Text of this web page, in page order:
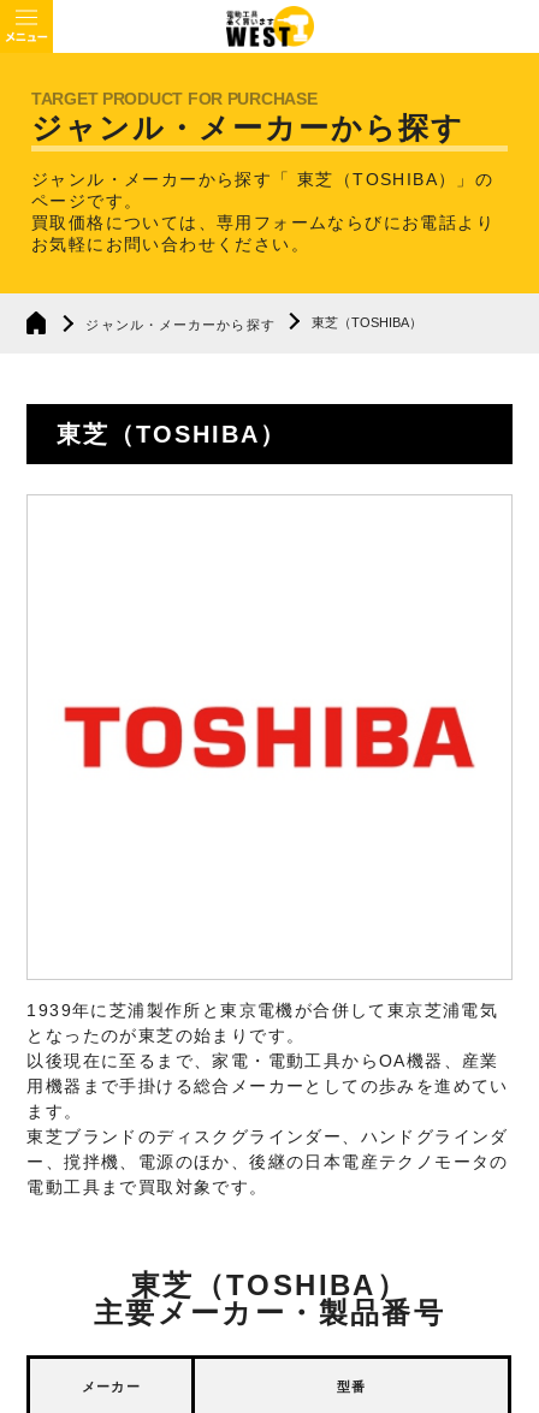
ジャンル・メーカーから探す
ジャンル・メーカーから探す「 東芝（TOSHIBA）」の
ページです。
買取価格については、専用フォームならびにお電話より
お気軽にお問い合わせください。
ジャンル・メーカーから探す 東芝（TOSHIBA）
東芝（TOSHIBA）
1939年に芝浦製作所と東京電機が合併して東京芝浦電気
となったのが東芝の始まりです。
以後現在に至るまで、家電・電動工具からOA機器、産業
用機器まで手掛ける総合メーカーとしての歩みを進めてい
ます。
東芝ブランドのディスクグラインダー、ハンドグラインダ
ー、撹拌機、電源のほか、後継の日本電産テクノモータの
電動工具まで買取対象です。
東芝（TOSHIBA）
主要メーカー・製品番号
メーカー 型番